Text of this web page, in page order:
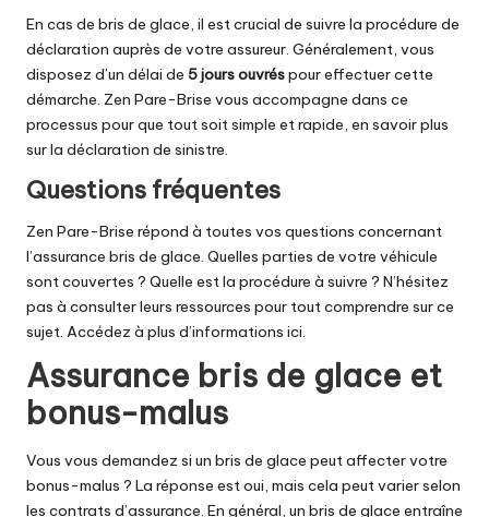
En cas de bris de glace, il est crucial de suivre la procédure de
déclaration auprès de votre assureur. Généralement, vous
disposez d’un délai de 5 jours ouvréspour effectuer cette
démarche. Zen Pare-Brise vous accompagne dans ce
processus pour que tout soit simple et rapide, en savoir plus
sur la déclaration de sinistre.
Questions fréquentes
Zen Pare-Brise répond à toutes vos questions concernant
l’assurance bris de glace. Quelles parties de votre véhicule
sont couvertes ? Quelle est la procédure à suivre ? N’hésitez
pas à consulter leurs ressources pour tout comprendre sur ce
sujet. Accédez à plus d’informations ici.
Assurance bris de glace et
bonus-malus
Vous vous demandez si un bris de glace peut affecter votre
bonus-malus ? La réponse est oui, mais cela peut varier selon
les contrats d’assurance. En général, un bris de glace entraîne